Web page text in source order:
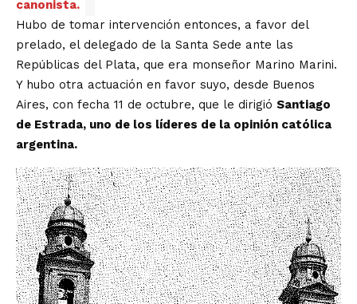
canonista.
Hubo de tomar intervención entonces, a favor del
prelado, el delegado de la Santa Sede ante las
Repúblicas del Plata, que era monseñor Marino Marini.
Y hubo otra actuación en favor suyo, desde Buenos
Aires, con fecha 11 de octubre, que le dirigió Santiago
de Estrada, uno de los líderes de la opinión católica
argentina.